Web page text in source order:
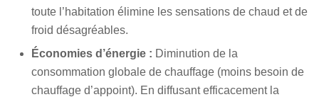
toute l’habitation élimine les sensations de chaud et de
froid désagréables.
Économies d’énergie : Diminution de la
consommation globale de chauffage (moins besoin de
chauffage d’appoint). En diffusant efficacement la